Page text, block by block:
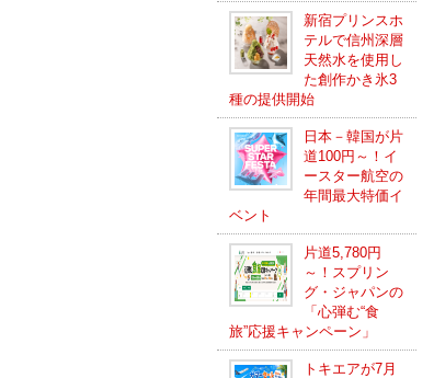
新宿プリンスホ
テルで信州深層
天然水を使用し
た創作かき氷3
種の提供開始
日本－韓国が片
道100円～！イ
ースター航空の
年間最大特価イ
ベント
片道5,780円
～！スプリン
グ・ジャパンの
「心弾む“食
旅”応援キャンペーン」
トキエアが7月